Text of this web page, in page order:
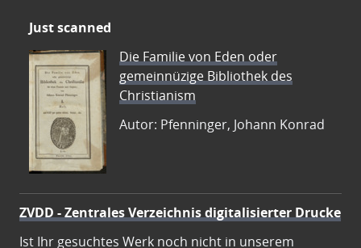
Just scanned
Die Familie von Eden oder
gemeinnüzige Bibliothek des
Christianism
Autor: Pfenninger, Johann Konrad
ZVDD - Zentrales Verzeichnis digitalisierter Drucke
Ist Ihr gesuchtes Werk noch nicht in unserem